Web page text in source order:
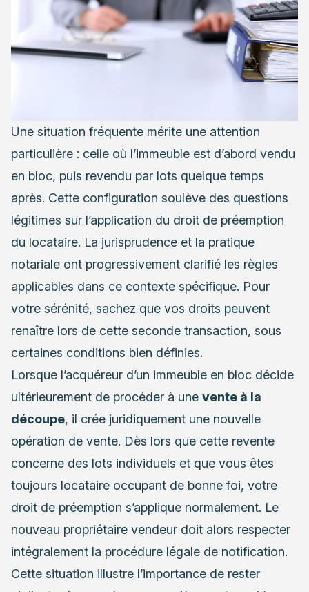
Une situation fréquente mérite une attention
particulière : celle où l’immeuble est d’abord vendu
en bloc, puis revendu par lots quelque temps
après. Cette configuration soulève des questions
légitimes sur l’application du droit de préemption
du locataire. La jurisprudence et la pratique
notariale ont progressivement clarifié les règles
applicables dans ce contexte spécifique. Pour
votre sérénité, sachez que vos droits peuvent
renaître lors de cette seconde transaction, sous
certaines conditions bien définies.
Lorsque l’acquéreur d’un immeuble en bloc décide
ultérieurement de procéder à une vente à la
découpe, il crée juridiquement une nouvelle
opération de vente. Dès lors que cette revente
concerne des lots individuels et que vous êtes
toujours locataire occupant de bonne foi, votre
droit de préemption s’applique normalement. Le
nouveau propriétaire vendeur doit alors respecter
intégralement la procédure légale de notification.
Cette situation illustre l’importance de rester